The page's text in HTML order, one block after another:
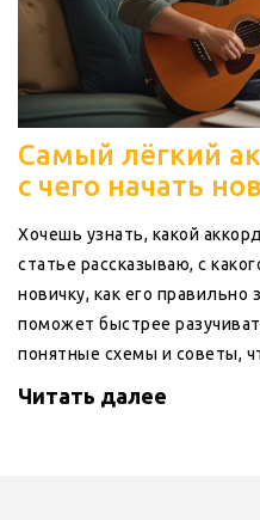
Самый лёгкий
с чего начать
Хочешь узнать, какой
статье рассказываю, с
новичку, как его правильно
поможет быстрее
понятные схемы и советы,
Поделюсь секретами, как
пальцы не болели и всё
Читать далее